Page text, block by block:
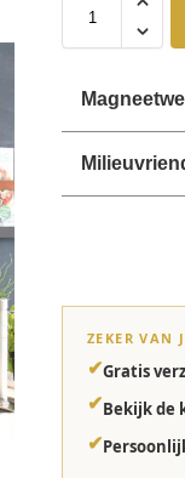
ZEKER VAN
✔Gratis
✔Bekijk de
✔